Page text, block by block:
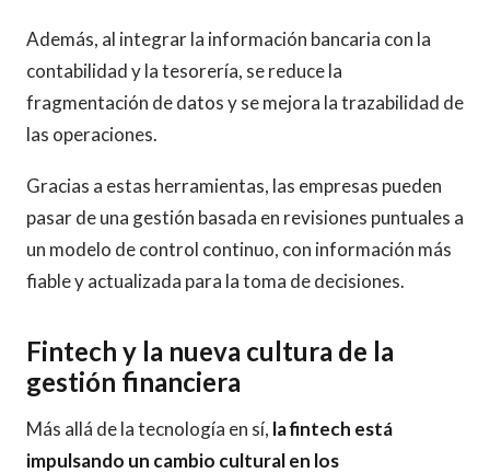
Además, al integrar la información bancaria con la
contabilidad y la tesorería, se reduce la
fragmentación de datos y se mejora la trazabilidad de
las operaciones.
Gracias a estas herramientas, las empresas pueden
pasar de una gestión basada en revisiones puntuales a
un modelo de control continuo, con información más
fiable y actualizada para la toma de decisiones.
Fintech y la nueva cultura de la
gestión financiera
Más allá de la tecnología en sí, la fintech está
impulsando un cambio cultural en los